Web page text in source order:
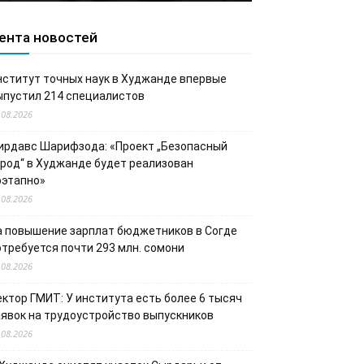
новостей
точных наук в Худжанде впервые
214 специалистов
Шарифзода: «Проект „Безопасный
в Худжанде будет реализован
повышение зарплат бюджетников в Согде
почти 293 млн. сомони
ГМИТ: У института есть более 6 тысяч
на трудоустройство выпускников